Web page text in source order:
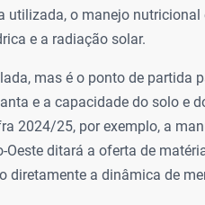
utilizada, o manejo nutricional
e a radiação solar.
mas é o ponto de partida
e a capacidade do solo e
2024/25, por exemplo, a
Oeste ditará a oferta de
diretamente a dinâmica de